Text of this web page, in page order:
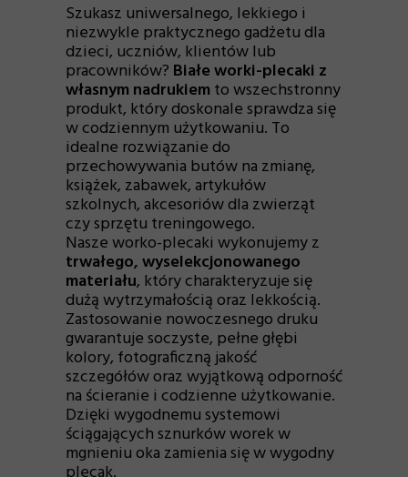
Szukasz uniwersalnego, lekkiego i
niezwykle praktycznego gadżetu dla
dzieci, uczniów, klientów lub
pracowników? Białe worki-plecaki z
własnym nadrukiem to wszechstronny
produkt, który doskonale sprawdza się
w codziennym użytkowaniu. To
idealne rozwiązanie do
przechowywania butów na zmianę,
książek, zabawek, artykułów
szkolnych, akcesoriów dla zwierząt
czy sprzętu treningowego.
Nasze worko-plecaki wykonujemy z
trwałego, wyselekcjonowanego
materiału, który charakteryzuje się
dużą wytrzymałością oraz lekkością.
Zastosowanie nowoczesnego druku
gwarantuje soczyste, pełne głębi
kolory, fotograficzną jakość
szczegółów oraz wyjątkową odporność
na ścieranie i codzienne użytkowanie.
Dzięki wygodnemu systemowi
ściągających sznurków worek w
mgnieniu oka zamienia się w wygodny